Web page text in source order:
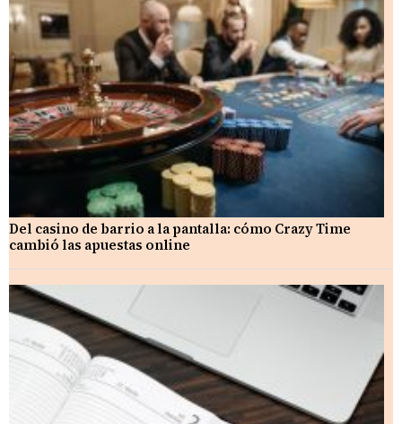
Del casino de barrio a la pantalla: cómo Crazy Time
cambió las apuestas online